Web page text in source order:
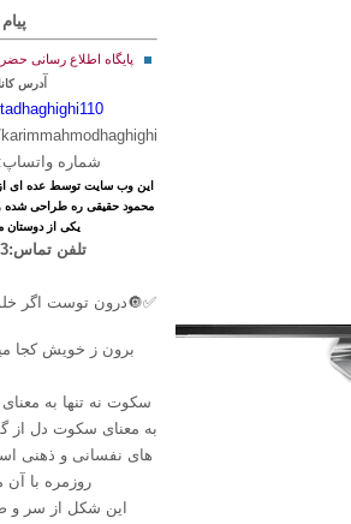
پایگاه اطلاع رسانی
آدرس
شماره واتساپ: 09398190960
اینوب سایت توسطعده ای از
محمود حقیقی ره طراحی شده
یکی از دوستان
تلفن تماس:09337405003
✅🔘درون توست اگر
برون ز خویش کجا
سکوت نه ‌تنها به
به معنای سکوت دل از
های نفسانی و ذهنی
روزمره با
این شکل از سر و